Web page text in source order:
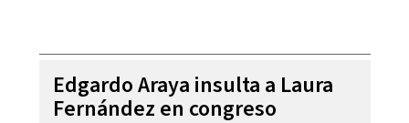
Edgardo Araya insulta a Laura
Fernández en congreso